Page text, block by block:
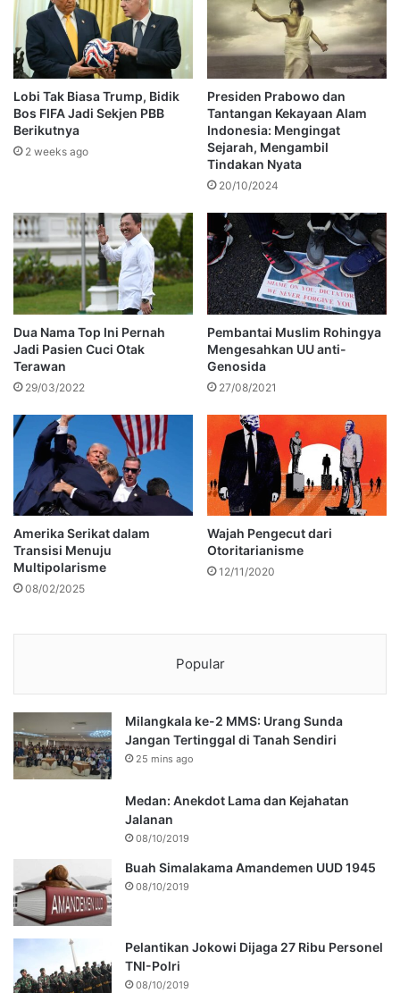
Lobi Tak Biasa Trump, Bidik
Bos FIFA Jadi Sekjen PBB
Berikutnya
2 weeks ago
Presiden Prabowo dan
Tantangan Kekayaan Alam
Indonesia: Mengingat
Sejarah, Mengambil
Tindakan Nyata
20/10/2024
Dua Nama Top Ini Pernah
Jadi Pasien Cuci Otak
Terawan
29/03/2022
Pembantai Muslim Rohingya
Mengesahkan UU anti-
Genosida
27/08/2021
Amerika Serikat dalam
Transisi Menuju
Multipolarisme
08/02/2025
Wajah Pengecut dari
Otoritarianisme
12/11/2020
Popular
Milangkala ke-2 MMS: Urang Sunda
Jangan Tertinggal di Tanah Sendiri
25 mins ago
Medan: Anekdot Lama dan Kejahatan
Jalanan
08/10/2019
Buah Simalakama Amandemen UUD 1945
08/10/2019
Pelantikan Jokowi Dijaga 27 Ribu Personel
TNI-Polri
08/10/2019